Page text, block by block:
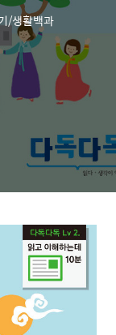
/생활백과